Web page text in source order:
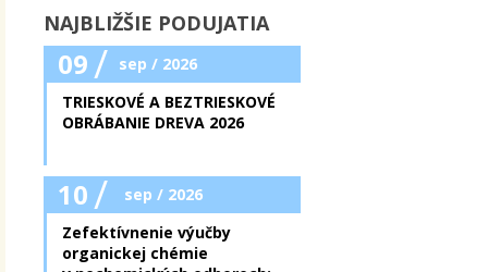
NAJBLIŽŠIE PODUJATIA
09/ sep / 2026
TRIESKOVÉ A BEZTRIESKOVÉ
OBRÁBANIE DREVA 2026
10/
sep / 2026
Zefektívnenie výučby
organickej chémie